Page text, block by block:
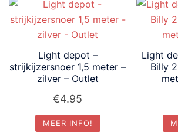
Light depot –
strijkijzersnoer 1,5 meter –
zilver – Outlet
€4.95
MEER INFO!
Light
Billy